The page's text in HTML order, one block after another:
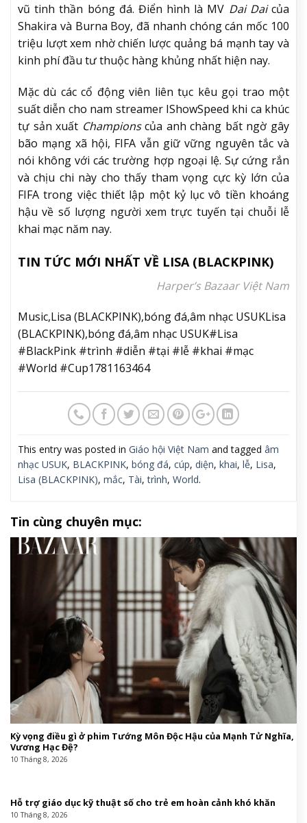
vũ tinh thần bóng đá. Điển hình là MV Dai Daicủa
Shakira và Burna Boy, đã nhanh chóng cán mốc 100
triệu lượt xem nhờ chiến lược quảng bá mạnh tay và
kinh phí đầu tư thuộc hàng khủng nhất hiện nay.
Mặc dù các cổ động viên liên tục kêu gọi trao một
suất diễn cho nam streamer IShowSpeed khi ca khúc
tự sản xuất Championscủa anh chàng bất ngờ gây
bão mạng xã hội, FIFA vẫn giữ vững nguyên tắc và
nói không với các trường hợp ngoại lệ. Sự cứng rắn
và chịu chi này cho thấy tham vọng cực kỳ lớn của
FIFA trong việc thiết lập một kỷ lục vô tiền khoáng
hậu về số lượng người xem trực tuyến tại chuỗi lễ
khai mạc năm nay.
TIN TỨC MỚI NHẤT VỀ LISA (BLACKPINK)
Harper’s Bazaar Việt Nam
Music,Lisa (BLACKPINK),bóng đá,âm nhạc USUKLisa
(BLACKPINK),bóng đá,âm nhạc USUK#Lisa
#BlackPink #trình #diễn #tại #lễ #khai #mạc
#World #Cup1781163464
This entry was posted in Giáo hội Việt Nam and tagged âm
nhạc USUK, BLACKPINK, bóng đá, cúp, diện, khai, lễ, Lisa,
Lisa (BLACKPINK), mắc, Tài,trình, World.
Tin cùng chuyên mục:
Kỳ vọng điều gì ở phim Tướng Môn Độc Hậu của Mạnh Tử Nghĩa,
Vương Hạc Đệ?
10 Tháng 8, 2026
Hỗ trợ giáo dục kỹ thuật số cho trẻ em hoàn cảnh khó khăn
10 Tháng 8, 2026